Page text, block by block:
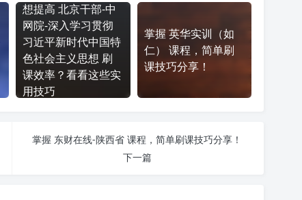
想提高 北京干部-中
网院-深入学习贯彻
习近平新时代中国特
色社会主义思想 刷
课效率？看看这些实
用技巧
掌握 英华实训（如
仁） 课程，简单刷
课技巧分享！
掌握 东财在线-陕西省 课程，简单刷课技巧分享！
下一篇